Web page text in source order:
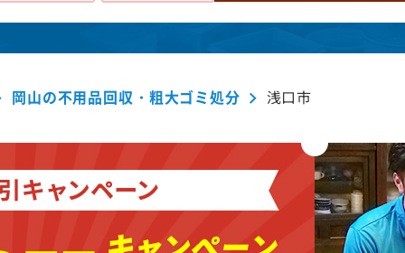
岡山の不用品回収・粗大ゴミ処分 浅口市